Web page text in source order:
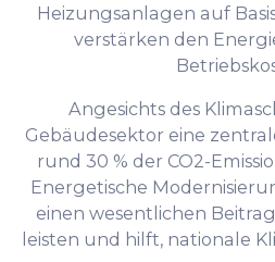
Heizungsanlagen auf
verstärken den
Angesichts des
Gebäudesektor eine
rund 30 % der CO2-
Energetische
einen wesentlichen
leisten und hilft, nationale